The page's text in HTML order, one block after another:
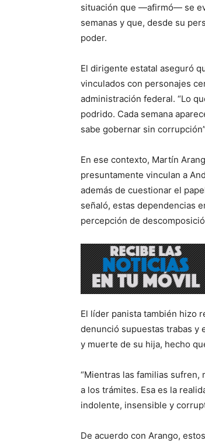
situación que —afirmó— se
semanas y que, desde su
poder.
El dirigente estatal aseguró
vinculados con personajes
administración federal. “Lo
podrido. Cada semana
sabe gobernar sin
En ese contexto, Martín
presuntamente vinculan a
además de cuestionar el
señaló, estas dependencias
percepción de
El líder panista también hizo
denunció supuestas trabas y
y muerte de su hija, hecho
“Mientras las familias sufren,
a los trámites. Esa es la
indolente, insensible y
De acuerdo con Arango,